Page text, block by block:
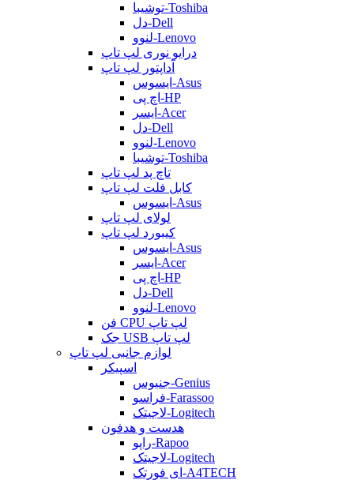
توشیبا-Toshiba
دل-Dell
لنوو-Lenovo
درایو نوری لپ تاپ
آداپتور لپ تاپ
ایسوس-Asus
اچ پی-HP
ایسر-Acer
دل-Dell
لنوو-Lenovo
توشیبا-Toshiba
تاچ پد لپ تاپ
کابل فلت لپ تاپ
ایسوس-Asus
لولای لپ تاپ
کیبورد لپ تاپ
ایسوس-Asus
ایسر-Acer
اچ پی-HP
دل-Dell
لنوو-Lenovo
فن CPU لپ تاپ
جک USB لپ تاپ
لوازم جانبی لپ تاپ
اسپیکر
جنیوس-Genius
فراسو-Farassoo
لاجیتک-Logitech
هدست و هدفون
راپو-Rapoo
لاجیتک-Logitech
ای فورتک-A4TECH